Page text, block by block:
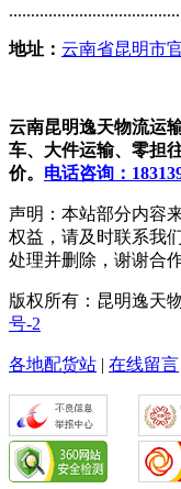
地址： 云南省昆明市
云南昆明逸天物流运
车、大件运输、零担
价。 电话咨询：
声明：本站部分内容
权益，请及时联系我
处理并删除，谢谢合作
版权所有：昆明逸天
号-2
各地配货站 | 在线留言